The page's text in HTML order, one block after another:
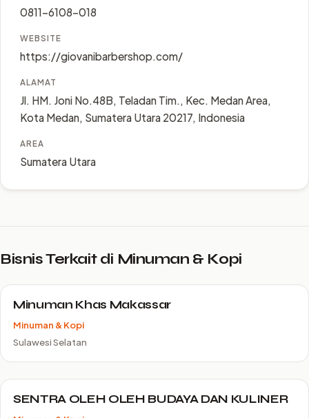
0811-6108-018
WEBSITE
https://giovanibarbershop.com/
ALAMAT
Jl. HM. Joni No.48B, Teladan Tim., Kec. Medan Area,
Kota Medan, Sumatera Utara 20217, Indonesia
AREA
Sumatera Utara
Bisnis Terkait di Minuman & Kopi
Minuman Khas Makassar
Minuman & Kopi
Sulawesi Selatan
SENTRA OLEH OLEH BUDAYA DAN KULINER